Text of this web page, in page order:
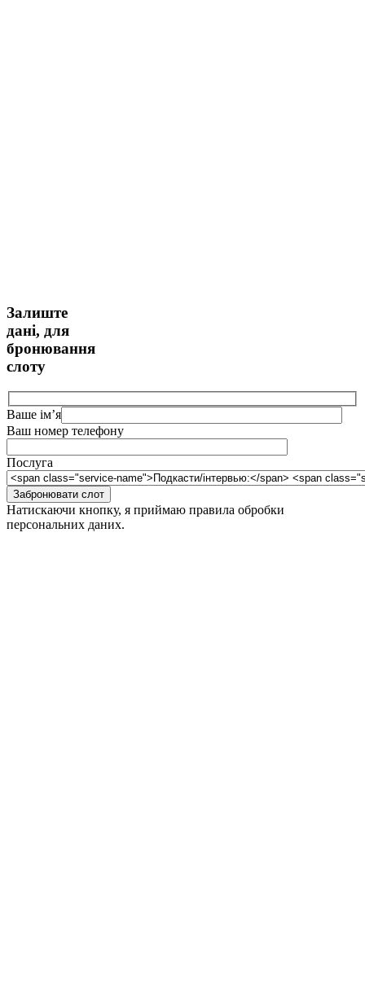
Залиште
дані, для
бронювання
слоту
Ваше імʼя
Ваш номер телефону
Послуга
Забронювати слот
Натискаючи кнопку, я приймаю правила обробки
персональних даних.